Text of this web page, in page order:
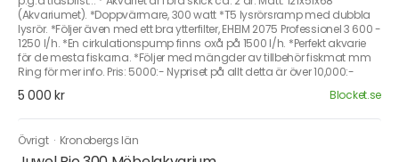
(Akvariumet). *Doppvärmare, 300 watt *T5 lysrörsramp med dubbla
lysrör. *Följer även med ett bra ytterfilter, EHEIM 2075 Professionel 3 600 -
1250 l/h. *En cirkulationspump finns oxå på 1500 l/h. *Perfekt akvarie
för de mesta fiskarna. *Följer med mängder av tillbehör fiskmat mm
Ring för mer info. Pris: 5000:- Nypriset på allt detta är över 10,000:-
5 000 kr Blocket.se
Övrigt · Kronobergs län